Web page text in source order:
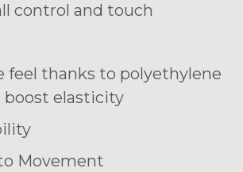
control and touch
feel thanks to polyethylene
elasticity
Movement